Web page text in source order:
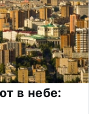
в небе: